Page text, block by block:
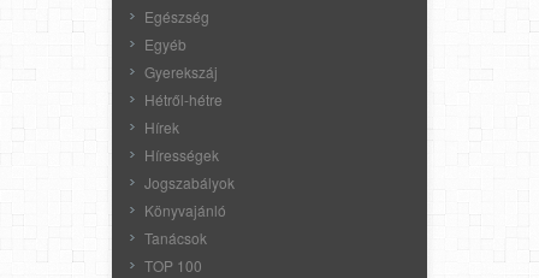
Egészség
Egyéb
Gyerekszáj
Hétről-hétre
Hírek
Hírességek
Jogszabályok
Könyvajánló
Tanácsok
TOP 100